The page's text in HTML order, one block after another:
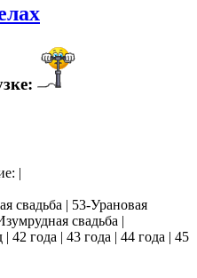
|
свадьба | 53-Урановая
свадьба |
42 года | 43 года | 44 года | 45